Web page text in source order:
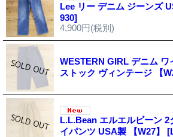
Lee リー デニム ジーンズ
930]
4,900円(税別)
WESTERN GIRL デニム ワ
ストック ヴィンテージ 【
L.L.Bean エルエルビーン 2
イパンツ USA製 【W27】